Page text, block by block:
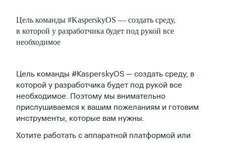
Цель команды #KasperskyOS — создать среду,
в которой у разработчика будет под рукой все
необходимое
Цель команды #KasperskyOS — создать среду, в
которой у разработчика будет под рукой все
необходимое. Поэтому мы внимательно
прислушиваемся к вашим пожеланиям и готовим
инструменты, которые вам нужны.
Хотите работать с аппаратной платформой или